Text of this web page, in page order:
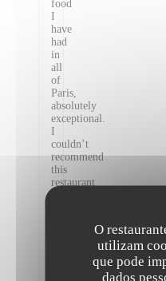
O
utilizam
que pode
dados
food
I
have
had
in
all
of
Paris,
absolutely
exceptional.
I
couldn’t
recommend
this
restaurant